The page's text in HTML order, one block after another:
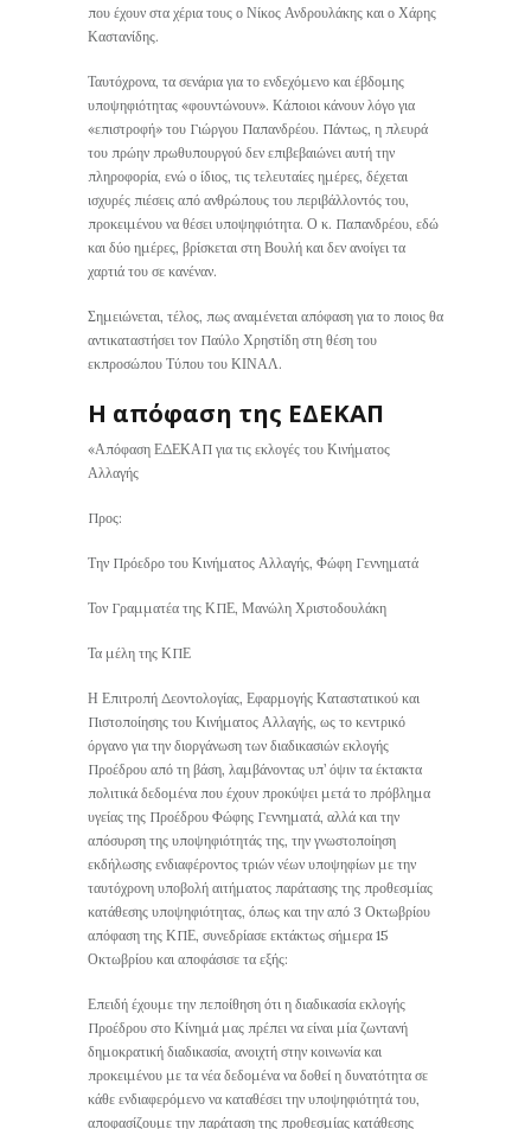
που έχουν στα χέρια τους ο Νίκος Ανδρουλάκης και ο Χάρης
Καστανίδης.
Ταυτόχρονα, τα σενάρια για το ενδεχόμενο και έβδομης
υποψηφιότητας «φουντώνουν». Κάποιοι κάνουν λόγο για
«επιστροφή» του Γιώργου Παπανδρέου. Πάντως, η πλευρά
του πρώην πρωθυπουργού δεν επιβεβαιώνει αυτή την
πληροφορία, ενώ ο ίδιος, τις τελευταίες ημέρες, δέχεται
ισχυρές πιέσεις από ανθρώπους του περιβάλλοντός του,
προκειμένου να θέσει υποψηφιότητα. Ο κ. Παπανδρέου, εδώ
και δύο ημέρες, βρίσκεται στη Βουλή και δεν ανοίγει τα
χαρτιά του σε κανέναν.
Σημειώνεται, τέλος, πως αναμένεται απόφαση για το ποιος θα
αντικαταστήσει τον Παύλο Χρηστίδη στη θέση του
εκπροσώπου Τύπου του ΚΙΝΑΛ.
Η απόφαση της ΕΔΕΚΑΠ
«Απόφαση ΕΔΕΚΑΠ για τις εκλογές του Κινήματος
Αλλαγής
Προς:
Την Πρόεδρο του Κινήματος Αλλαγής, Φώφη Γεννηματά
Τον Γραμματέα της ΚΠΕ, Μανώλη Χριστοδουλάκη
Τα μέλη της ΚΠΕ
Η Επιτροπή Δεοντολογίας, Εφαρμογής Καταστατικού και
Πιστοποίησης του Κινήματος Αλλαγής, ως το κεντρικό
όργανο για την διοργάνωση των διαδικασιών εκλογής
Προέδρου από τη βάση, λαμβάνοντας υπ’ όψιν τα έκτακτα
πολιτικά δεδομένα που έχουν προκύψει μετά το πρόβλημα
υγείας της Προέδρου Φώφης Γεννηματά, αλλά και την
απόσυρση της υποψηφιότητάς της, την γνωστοποίηση
εκδήλωσης ενδιαφέροντος τριών νέων υποψηφίων με την
ταυτόχρονη υποβολή αιτήματος παράτασης της προθεσμίας
κατάθεσης υποψηφιότητας, όπως και την από 3 Οκτωβρίου
απόφαση της ΚΠΕ, συνεδρίασε εκτάκτως σήμερα 15
Οκτωβρίου και αποφάσισε τα εξής:
Επειδή έχουμε την πεποίθηση ότι η διαδικασία εκλογής
Προέδρου στο Κίνημά μας πρέπει να είναι μία ζωντανή
δημοκρατική διαδικασία, ανοιχτή στην κοινωνία και
προκειμένου με τα νέα δεδομένα να δοθεί η δυνατότητα σε
κάθε ενδιαφερόμενο να καταθέσει την υποψηφιότητά του,
αποφασίζουμε την παράταση της προθεσμίας κατάθεσης